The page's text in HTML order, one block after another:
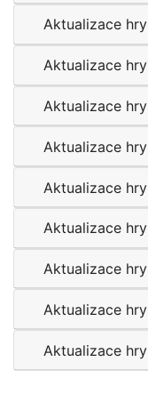
Aktualizace hry
Aktualizace hry
Aktualizace hry
Aktualizace hry
Aktualizace hry
Aktualizace hry
Aktualizace hry
Aktualizace hry
Aktualizace hry